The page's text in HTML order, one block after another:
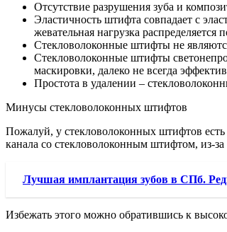
Отсутствие разрушения зуба и
Эластичность штифта совпадает с
жевательная нагрузка
Стекловолоконные штифты не
Стекловолоконные штифты
маскировки, далеко не всегда
Простота в удалении –
Минусы стекловолоконных штифтов
Пожалуй, у стекловолоконных штифтов есть
канала со стекловолоконным штифтом, из-за
Лучшая имплантация зубов в СПб.
Избежать этого можно обратившись к